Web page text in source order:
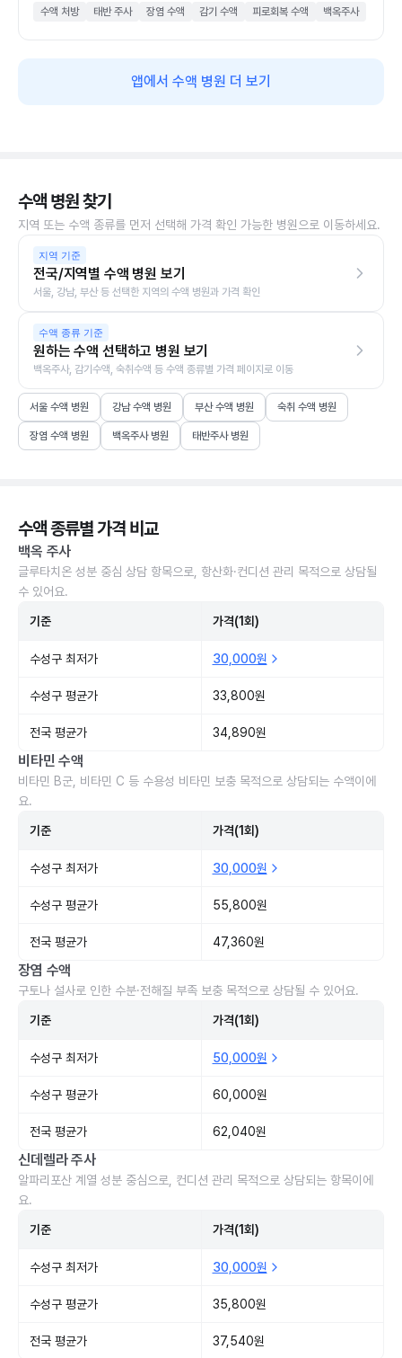
수액 처방 태반 주사 장염 수액 감기 수액 피로회복 수액 백옥주사
앱에서 수액 병원 더 보기
수액 병원 찾기
지역 또는 수액 종류를 먼저 선택해 가격 확인 가능한 병원으로 이동하세요.
지역 기준
전국/지역별 수액 병원 보기
서울, 강남, 부산 등 선택한 지역의 수액 병원과 가격 확인
수액 종류 기준
원하는 수액 선택하고 병원 보기
백옥주사, 감기수액, 숙취수액 등 수액 종류별 가격 페이지로 이동
서울 수액 병원 강남 수액 병원 부산 수액 병원 숙취 수액 병원
장염 수액 병원 백옥주사 병원 태반주사 병원
수액 종류별 가격 비교
백옥 주사
글루타치온 성분 중심 상담 항목으로, 항산화·컨디션 관리 목적으로 상담될
수 있어요.
기준 가격(1회)
수성구 최저가 30,000원
수성구 평균가 33,800원
전국 평균가 34,890원
비타민 수액
비타민 B군, 비타민 C 등 수용성 비타민 보충 목적으로 상담되는 수액이에
요.
기준 가격(1회)
수성구 최저가 30,000원
수성구 평균가 55,800원
전국 평균가 47,360원
장염 수액
구토나 설사로 인한 수분·전해질 부족 보충 목적으로 상담될 수 있어요.
기준 가격(1회)
수성구 최저가 50,000원
수성구 평균가 60,000원
전국 평균가 62,040원
신데렐라 주사
알파리포산 계열 성분 중심으로, 컨디션 관리 목적으로 상담되는 항목이에
요.
기준 가격(1회)
수성구 최저가 30,000원
수성구 평균가 35,800원
전국 평균가 37,540원